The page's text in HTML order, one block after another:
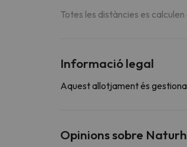
Totes les distàncies es
Informació legal
Aquest allotjament és
Opinions sobre